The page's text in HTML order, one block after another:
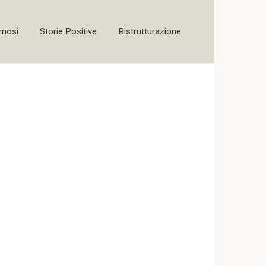
Storie Positive Ristrutturazione